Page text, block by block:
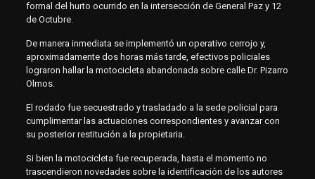
formal del hurto ocurrido en la intersección de General Paz y 12
de Octubre.
De manera inmediata se implementó un operativo cerrojo y,
aproximadamente dos horas más tarde, efectivos policiales
lograron hallar la motocicleta abandonada sobre calle Dr. Pizarro
Olmos.
El rodado fue secuestrado y trasladado a la sede policial para
cumplimentar las actuaciones correspondientes y avanzar con
su posterior restitución a la propietaria.
Si bien la motocicleta fue recuperada, hasta el momento no
trascendieron novedades sobre la identificación de los autores